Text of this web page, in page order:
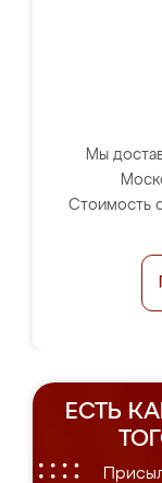
Мы
Стоимость
ЕСТЬ